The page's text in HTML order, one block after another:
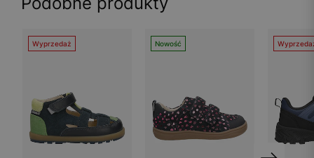
Wyprzedaż Nowość